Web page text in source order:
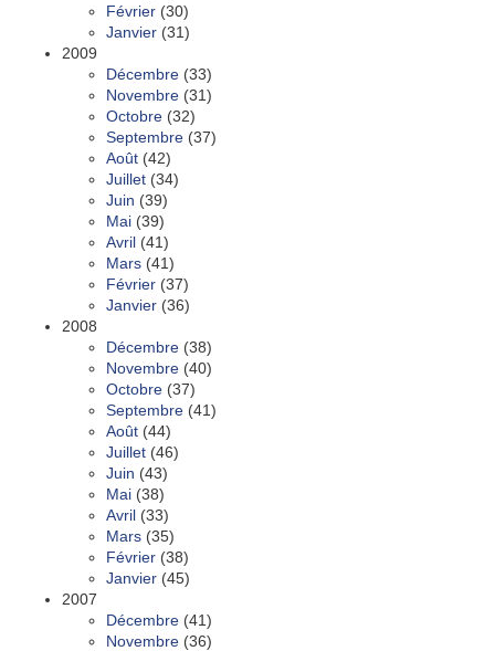
Février (30)
Janvier (31)
2009
Décembre (33)
Novembre (31)
Octobre (32)
Septembre (37)
Août (42)
Juillet (34)
Juin (39)
Mai (39)
Avril (41)
Mars (41)
Février (37)
Janvier (36)
2008
Décembre (38)
Novembre (40)
Octobre (37)
Septembre (41)
Août (44)
Juillet (46)
Juin (43)
Mai (38)
Avril (33)
Mars (35)
Février (38)
Janvier (45)
2007
Décembre (41)
Novembre (36)